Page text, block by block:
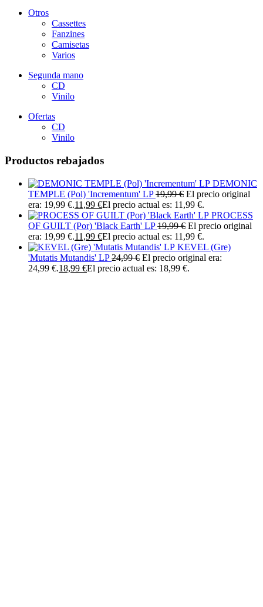
Otros
Cassettes
Fanzines
Camisetas
Varios
Segunda mano
CD
Vinilo
Ofertas
CD
Vinilo
Productos rebajados
DEMONIC
TEMPLE (Pol) 'Incrementum' LP 19,99€ El precio original
era: 19,99 €.11,99 €El precio actual es: 11,99 €.
PROCESS
OF GUILT (Por) 'Black Earth' LP 19,99€ El precio original
era: 19,99 €.11,99 €El precio actual es: 11,99 €.
KEVEL (Gre)
'Mutatis Mutandis' LP 24,99€ El precio original era:
24,99 €.18,99 €El precio actual es: 18,99 €.